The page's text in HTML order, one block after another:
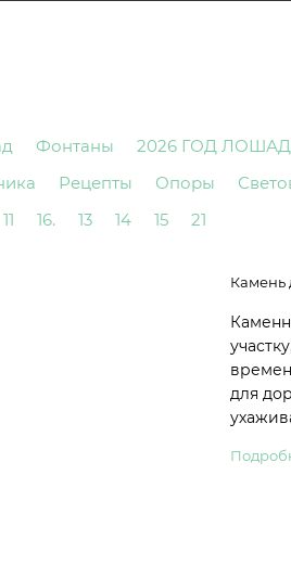
Фонтаны 2026 ГОД
Рецепты Опоры
11 16. 13 14 15 21
Камень
для